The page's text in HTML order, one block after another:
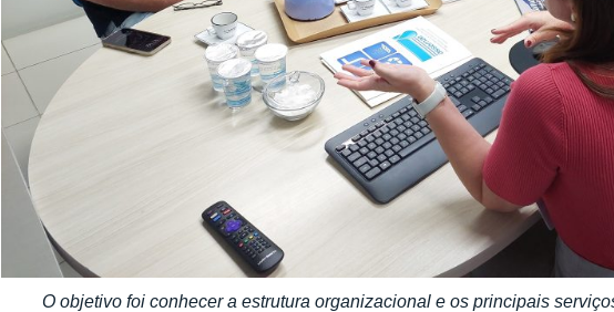
O objetivo foi conhecer a estrutura organizacional e os principais